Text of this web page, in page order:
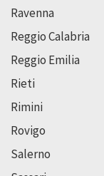
Ravenna
Reggio Calabria
Reggio Emilia
Rieti
Rimini
Rovigo
Salerno